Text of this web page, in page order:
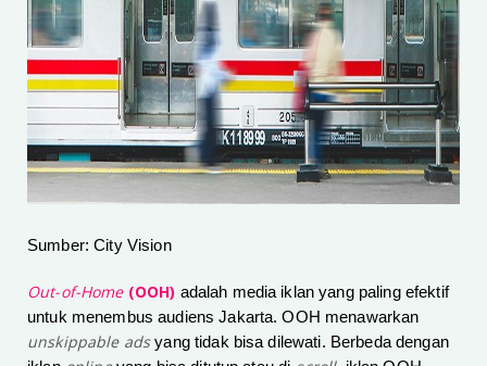
Sumber: City Vision
Out-of-Home(OOH) adalah media iklan yang paling efektif
untuk menembus audiens Jakarta. OOH menawarkan
unskippable adsyang tidak bisa dilewati. Berbeda dengan